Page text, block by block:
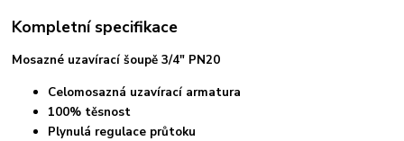
Kompletní specifikace
Mosazné uzavírací šoupě 3/4" PN20
Celomosazná uzavírací armatura
100% těsnost
Plynulá regulace průtoku